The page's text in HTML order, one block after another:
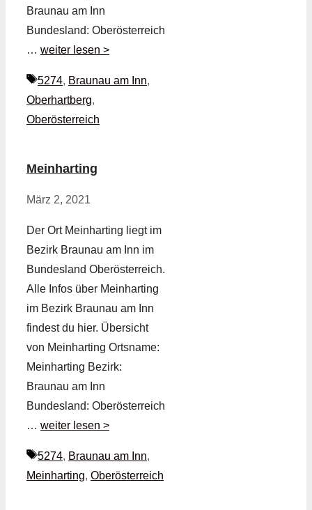
Braunau am Inn
Bundesland: Oberösterreich
… weiter lesen >
Schlagwörter
5274, Braunau am Inn,
Oberhartberg,
Oberösterreich
Meinharting
März 2, 2021
Der Ort Meinharting liegt im
Bezirk Braunau am Inn im
Bundesland Oberösterreich.
Alle Infos über Meinharting
im Bezirk Braunau am Inn
findest du hier. Übersicht
von Meinharting Ortsname:
Meinharting Bezirk:
Braunau am Inn
Bundesland: Oberösterreich
… weiter lesen >
Schlagwörter
5274, Braunau am Inn,
Meinharting, Oberösterreich